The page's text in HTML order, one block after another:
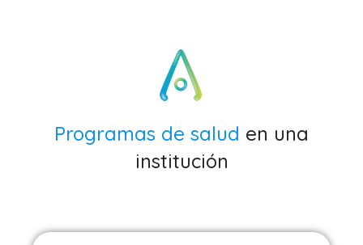
Programas de salud en una
institución